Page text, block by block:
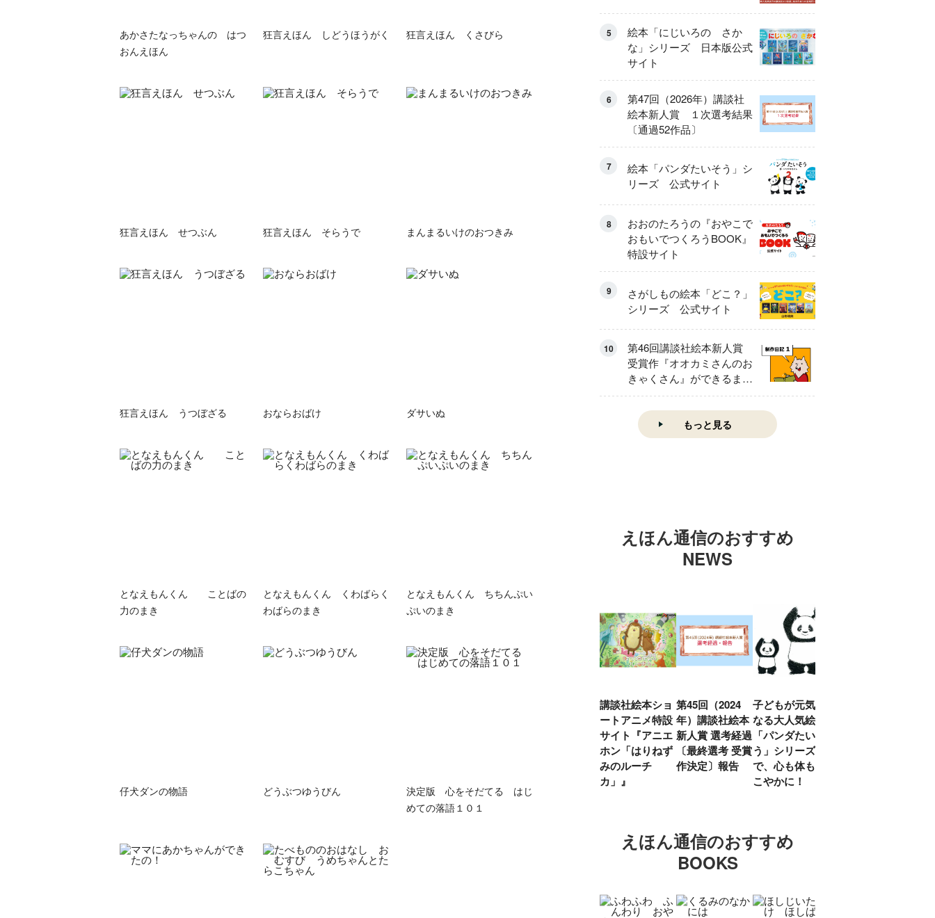
あかさたなっちゃんの はつ
おんえほん
狂言えほん しどうほうがく 狂言えほん くさびら
狂言えほん せつぶん 狂言えほん そらうで まんまるいけのおつきみ
狂言えほん うつぼざる おならおばけ ダサいぬ
となえもんくん ことばの
力のまき
となえもんくん くわばらく
わばらのまき
となえもんくん ちちんぷい
ぷいのまき
仔犬ダンの物語 どうぶつゆうびん
決定版 心をそだてる はじ
めての落語１０１
5
絵本「にじいろの さか
な」シリーズ 日本版公式
サイト
6
第47回（2026年）講談社
絵本新人賞 １次選考結果
〔通過52作品〕
7
絵本「パンダたいそう」シ
リーズ 公式サイト
8
おおのたろうの『おやこで
おもいでつくろうBOOK』
特設サイト
9
さがしもの絵本「どこ？」
シリーズ 公式サイト
10
第46回講談社絵本新人賞
受賞作『オオカミさんのお
きゃくさん』ができるまで
①
もっと見る
えほん通信のおすすめ
NEWS
講談社絵本ショ
ートアニメ特設
サイト『アニエ
ホン「はりねず
みのルーチ
カ」』
第45回（2024
年）講談社絵本
新人賞 選考経過
〔最終選考 受賞
作決定〕報告
子どもが元気に
なる大人気絵本
「パンダたいそ
う」シリーズ
で、心も体もす
こやかに！
えほん通信のおすすめ
BOOKS